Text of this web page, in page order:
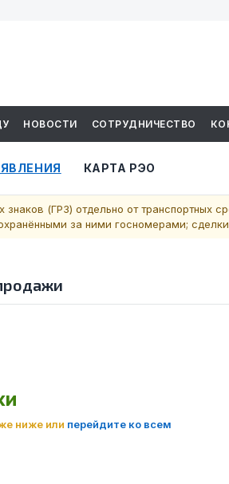
НОВОСТИ СОТРУДНИЧЕСТВО
КАРТА РЭО
(ГРЗ) отдельно от
за ними госномерами;
ниже или перейдите ко всем